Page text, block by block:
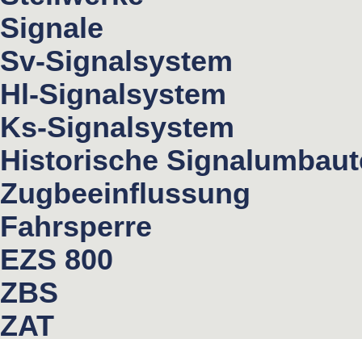
Signale
Sv-Signalsystem
Hl-Signalsystem
Ks-Signalsystem
Historische
Zugbeeinflussung
Fahrsperre
EZS 800
ZBS
ZAT